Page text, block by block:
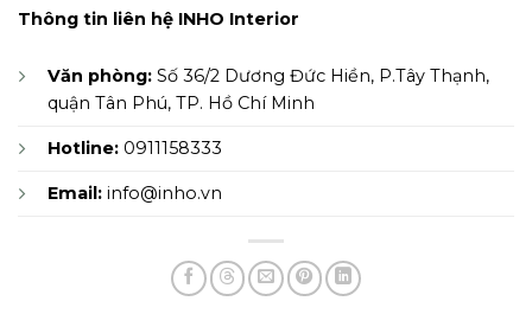
Thông tin liên hệ INHO Interior
Văn phòng: Số 36/2 Dương Đức Hiền, P.Tây Thạnh,
quận Tân Phú, TP. Hồ Chí Minh
Hotline: 0911158333
Email: info@inho.vn